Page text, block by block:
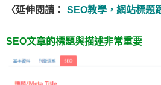
〈延伸閱讀： SEO教學，網站標題
SEO文章的標題與描述非常重要